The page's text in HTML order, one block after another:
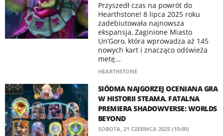
Przyszedł czas na powrót do
Hearthstone! 8 lipca 2025 roku
zadebiutowała najnowsza
ekspansja, Zaginione Miasto
Un’Goro, która wprowadza aż 145
nowych kart i znacząco odświeża
metę...
HEARTHSTONE
SIÓDMA NAJGORZEJ OCENIANA GRA
W HISTORII STEAMA. FATALNA
PREMIERA SHADOWVERSE: WORLDS
BEYOND
SOBOTA, 21 CZERWCA 2025 (10:00)